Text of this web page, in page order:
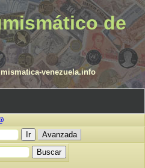
de
venezuela.info
Avanzada